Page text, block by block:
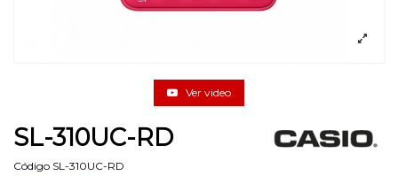
Ver video
SL-310UC-RD
Código SL-310UC-RD